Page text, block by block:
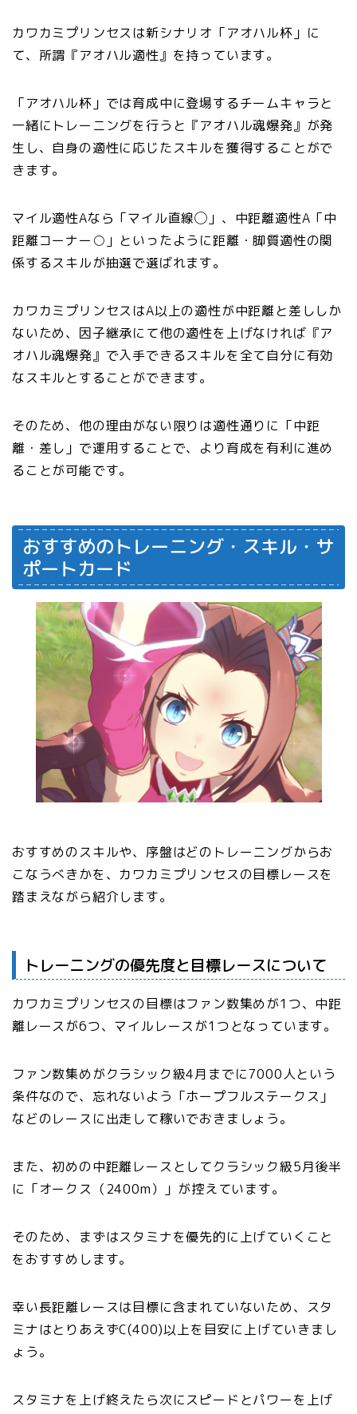
カワカミプリンセスは新シナリオ「アオハル杯」に
て、所謂『アオハル適性』を持っています。
「アオハル杯」では育成中に登場するチームキャラと
一緒にトレーニングを行うと『アオハル魂爆発』が発
生し、自身の適性に応じたスキルを獲得することがで
きます。
マイル適性Aなら「マイル直線◯」、中距離適性A「中
距離コーナー○」といったように距離・脚質適性の関
係するスキルが抽選で選ばれます。
カワカミプリンセスはA以上の適性が中距離と差ししか
ないため、因子継承にて他の適性を上げなければ『ア
オハル魂爆発』で入手できるスキルを全て自分に有効
なスキルとすることができます。
そのため、他の理由がない限りは適性通りに「中距
離・差し」で運用することで、より育成を有利に進め
ることが可能です。
おすすめのトレーニング・スキル・サ
ポートカード
おすすめのスキルや、序盤はどのトレーニングからお
こなうべきかを、カワカミプリンセスの目標レースを
踏まえながら紹介します。
トレーニングの優先度と目標レースについて
カワカミプリンセスの目標はファン数集めが1つ、中距
離レースが6つ、マイルレースが1つとなっています。
ファン数集めがクラシック級4月までに7000人という
条件なので、忘れないよう「ホープフルステークス」
などのレースに出走して稼いでおきましょう。
また、初めの中距離レースとしてクラシック級5月後半
に「オークス（2400m）」が控えています。
そのため、まずはスタミナを優先的に上げていくこと
をおすすめします。
幸い長距離レースは目標に含まれていないため、スタ
ミナはとりあえずC(400)以上を目安に上げていきまし
ょう。
スタミナを上げ終えたら次にスピードとパワーを上げ